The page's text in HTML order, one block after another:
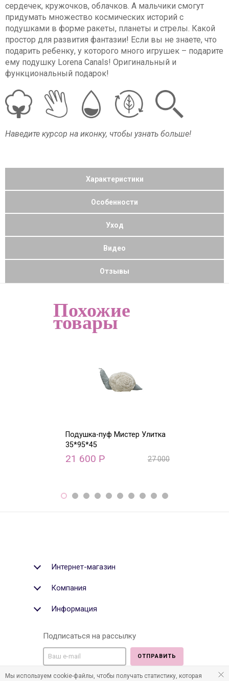
сердечек, кружочков, облачков. А мальчики смогут
придумать множество космических историй с
подушками в форме ракеты, планеты и стрелы. Какой
простор для развития фантазии! Если вы не знаете, что
подарить ребенку, у которого много игрушек – подарите
ему подушку Lorena Canals! Оригинальный и
функциональный подарок!
Наведите курсор на иконку, чтобы узнать больше!
Характеристики
Особенности
Уход
Видео
Отзывы
Похожие
товары
Подушка-пуф Мистер Улитка
35*95*45
21 600 Р 27 000
Интернет-магазин
Компания
Информация
Подписаться на рассылку
ОТПРАВИТЬ
Мы используем cookie-файлы, чтобы получать статистику, которая